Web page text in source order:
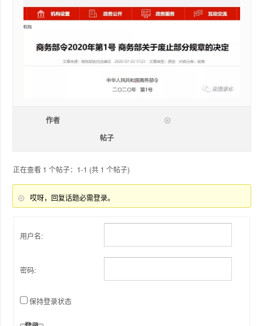
作者
帖子
正在查看 1 个帖子：1-1 (共 1 个帖子)
哎呀，回复话题必需登录。
用户名:
密码:
保持登录状态